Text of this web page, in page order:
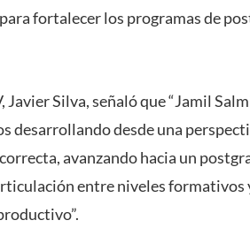
fortalecer los programas de
Javier Silva, señaló que “Jamil
desarrollando desde una
avanzando hacia un
entre niveles formativos